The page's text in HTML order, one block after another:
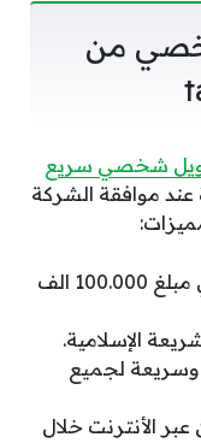
من
شخصي سريع
موافقة الشركة
يصل مبلغ التمويل الشخصي الي مبلغ 100.000 الف
الإسلامية.
وسريعة لجميع
الأنترنت خلال